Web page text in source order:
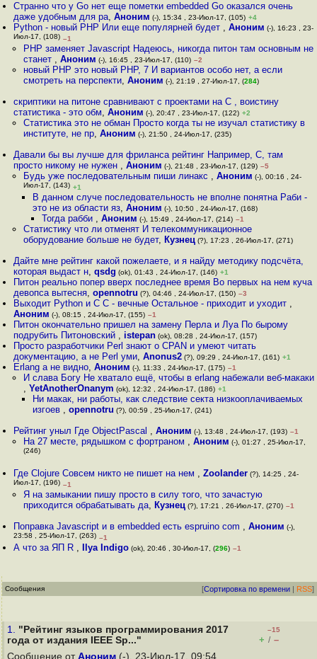
Странно что у Go нет еще пометки embedded Go оказался очень
даже удобным для ра,Аноним (-), 15:34 , 23-Июл-17, (105) +4
Python - новый PHP Или еще популярней будет ,Аноним (-), 16:23 , 23-
Июл-17, (108) –1
PHP заменяет Javascript Надеюсь, никогда питон там основным не
станет , Аноним (-), 16:45 , 23-Июл-17, (110) –2
новый PHP это новый PHP, 7 И вариантов особо нет, а если
смотреть на перспекти, Аноним (-), 21:19 , 27-Июл-17, (284)
скриптики на питоне сравнивают с проектами на C , воистину
статистика - это обм,Аноним (-), 20:47 , 23-Июл-17, (122) +2
Статистика это не обман Просто когда ты не изучал статистику в
институте, не пр, Аноним (-), 21:50 , 24-Июл-17, (235)
Давали бы вы лучше для фриланса рейтинг Например, C, там
просто никому не нужен ,Аноним (-), 21:48 , 23-Июл-17, (129) –5
Будь уже последовательным пиши линакс , Аноним (-), 00:16 , 24-
Июл-17, (143) +1
В данном случе последовательность не вполне понятна Раби -
это не из области яз, Аноним (-), 10:50 , 24-Июл-17, (168)
Тогда рабби ,Аноним (-), 15:49 , 24-Июл-17, (214) –1
Статистику что ли отменят И телекоммуникационное
оборудование больше не будет, Кузнец(?), 17:23 , 26-Июл-17, (271)
Дайте мне рейтинг какой пожелаете, и я найду методику подсчёта,
которая выдаст н,qsdg (ok), 01:43 , 24-Июл-17, (146) +1
Питон реально попер вверх последнее время Во первых на нем куча
девопса вытесня,opennotru (?), 04:46 , 24-Июл-17, (150) –3
Выходит Python и C C - вечные Остальное - приходит и уходит ,
Аноним (-), 08:15 , 24-Июл-17, (155) –1
Питон окончательно пришел на замену Перла и Луа По бырому
подрубить Питоновский , istepan (ok), 08:28 , 24-Июл-17, (157)
Просто разработчики Perl знают о CPAN и умеют читать
документацию, а не Perl уми,Anonus2 (?), 09:29 , 24-Июл-17, (161) +1
Erlang a не видно,Аноним (-), 11:33 , 24-Июл-17, (175) –1
И слава Богу Не хватало ещё, чтобы в erlang набежали веб-макаки
, YetAnotherOnanym (ok), 12:32 , 24-Июл-17, (186) +1
Ни макак, ни работы, как следствие секта низкооплачиваемых
изгоев , opennotru (?), 00:59 , 25-Июл-17, (241)
Рейтинг уныл Где ObjectPascal ,Аноним (-), 13:48 , 24-Июл-17, (193) –1
На 27 месте, рядышком с фортраном , Аноним (-), 01:27 , 25-Июл-17,
(246)
Где Clojure Совсем никто не пишет на нем ,Zoolander (?), 14:25 , 24-
Июл-17, (196) –1
Я на замыкании пишу просто в силу того, что зачастую
приходится обрабатывать да, Кузнец(?), 17:21 , 26-Июл-17, (270) –1
Поправка Javascript и в embedded есть espruino com ,Аноним (-),
23:58 , 25-Июл-17, (263) –1
А что за ЯП R , Ilya Indigo (ok), 20:46 , 30-Июл-17, (296) –1
Сообщения [Сортировка по времени | RSS]
1. "Рейтинг языков программирования 2017
года от издания IEEE Sp..."
–15
+ / –
Сообщение от Аноним (-), 23-Июл-17, 09:54